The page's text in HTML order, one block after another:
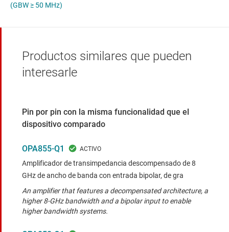
(GBW ≥ 50 MHz)
Productos similares que pueden
interesarle
Pin por pin con la misma funcionalidad que el
dispositivo comparado
OPA855-Q1
Amplificador de transimpedancia descompensado de 8
GHz de ancho de banda con entrada bipolar, de gra
An amplifier that features a decompensated architecture, a
higher 8-GHz bandwidth and a bipolar input to enable
higher bandwidth systems.